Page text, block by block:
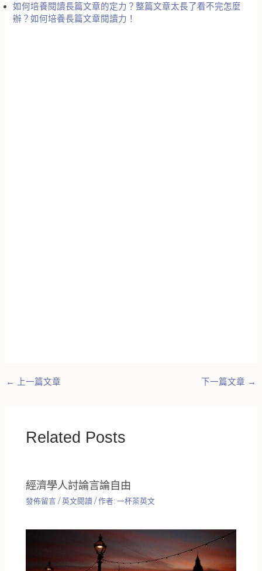
如何培養閱讀長篇文章的定力？整篇文章太長了看不完怎麼
辦？如何培養長篇文章閱讀力！
← 上一篇文章 下一篇文章 →
Related Posts
經濟學人討論言論自由
發佈留言 /英文閱讀 / 作者:一杯茶英文